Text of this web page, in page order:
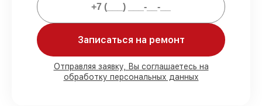
Мы гарантируем:
80%работ с возможностью
присутствовать
Записаться на ремонт
Отправляя заявку, Вы соглашаетесь на
обработку персональных данных